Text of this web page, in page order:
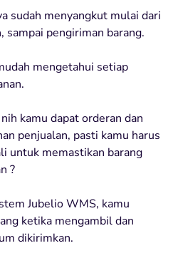
sudah menyangkut mulai dari
sampai pengiriman barang.
mengetahui setiap
kamu dapat orderan dan
penjualan, pasti kamu harus
untuk memastikan barang
?
Jubelio WMS, kamu
ketika mengambil dan
dikirimkan.